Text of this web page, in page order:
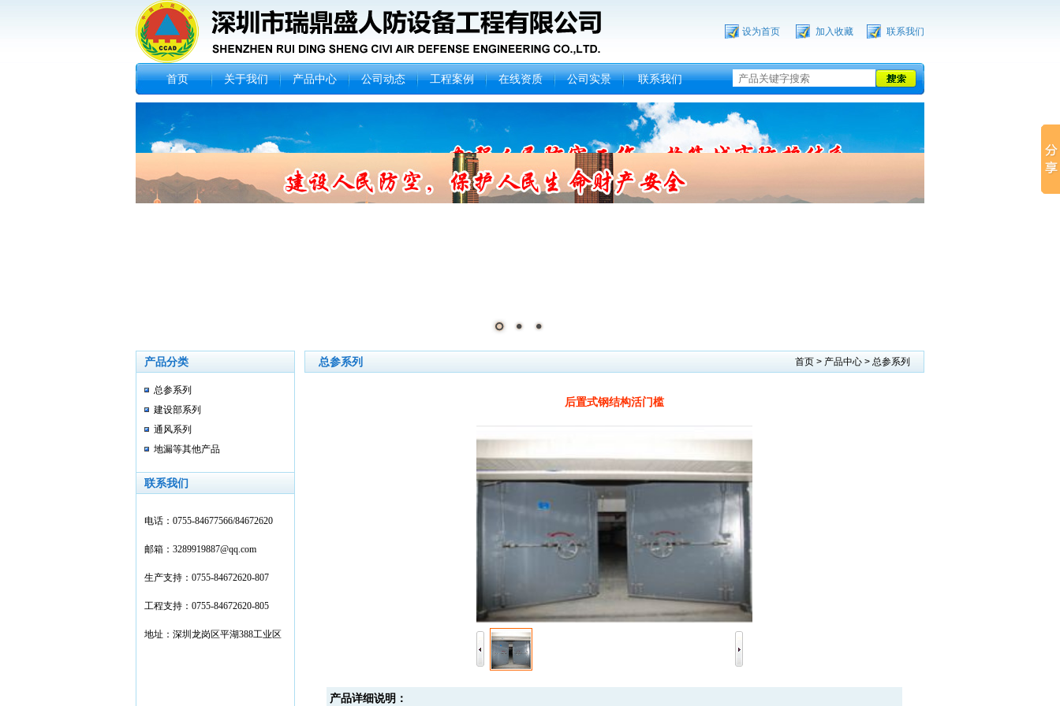
设为首页 加入收藏 联系我们
首页 关于我们 产品中心 公司动态 工程案例 在线资质 公司实景 联系我们
产品分类
总参系列
建设部系列
通风系列
地漏等其他产品
联系我们
电话： 0755-84677566/84672620
邮箱：3289919887@qq.com
生产支持：0755-84672620-807
工程支持：0755-84672620-805
地址：深圳龙岗区平湖388工业区
总参系列 首页 > 产品中心 > 总参系列
后置式钢结构活门槛
产品详细说明：